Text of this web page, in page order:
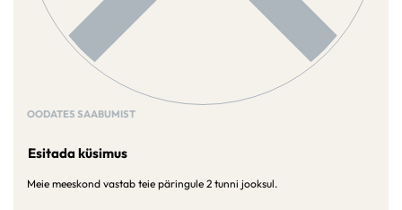
OODATES SAABUMIST
Esitada küsimus
Meie meeskond vastab teie päringule 2 tunni jooksul.